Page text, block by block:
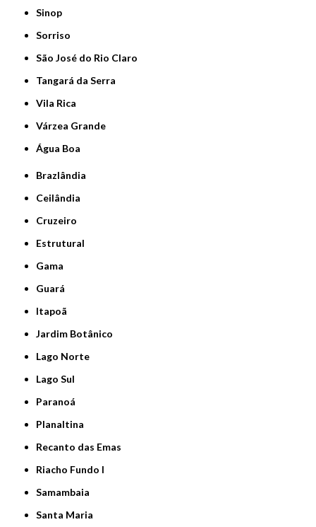
Sinop
Sorriso
São José do Rio Claro
Tangará da Serra
Vila Rica
Várzea Grande
Água Boa
Brazlândia
Ceilândia
Cruzeiro
Estrutural
Gama
Guará
Itapoã
Jardim Botânico
Lago Norte
Lago Sul
Paranoá
Planaltina
Recanto das Emas
Riacho Fundo I
Samambaia
Santa Maria